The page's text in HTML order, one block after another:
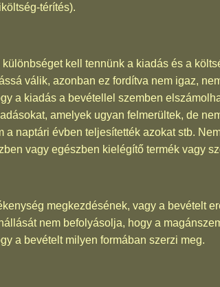
térítés).
kell tennünk a kiadás és a
válik, azonban ez fordítva nem igaz,
a kiadás a bevétellel szemben
amelyek ugyan felmerültek, de
naptári évben teljesítették azokat stb.
vagy egészben kielégítő termék vagy
megkezdésének, vagy a bevételt
nem befolyásolja, hogy a
a bevételt milyen formában szerzi meg.